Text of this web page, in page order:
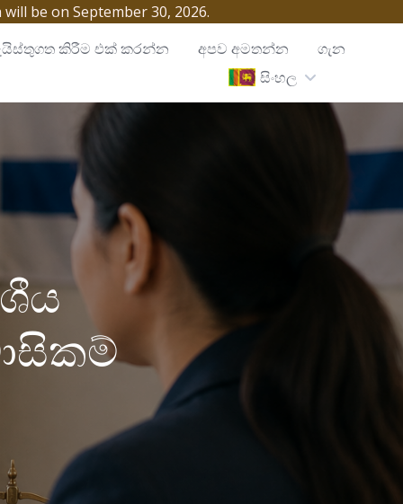
be on September 30, 2026.
කිරීම එක් කරන්න අපව අමතන්න
ගැන
සිංහල